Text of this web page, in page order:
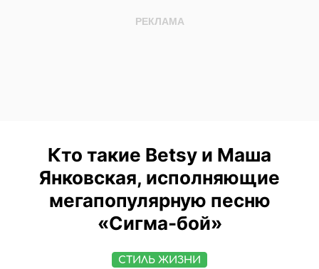
Кто такие Betsy и Маша
Янковская, исполняющие
мегапопулярную песню
«Сигма-бой»
СТИЛЬ ЖИЗНИ